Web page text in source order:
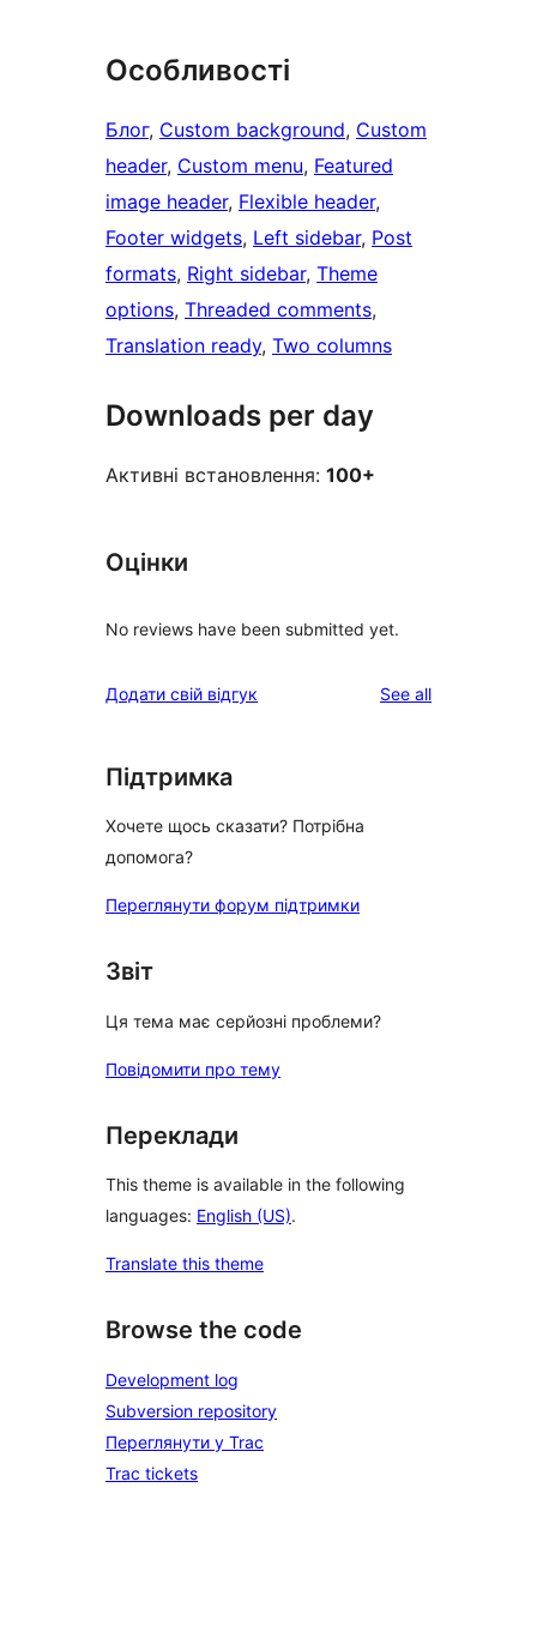
Особливості
Блог, Custom background, Custom
header, Custom menu, Featured
image header, Flexible header
Footer widgets, Left sidebar, Post
formats, Right sidebar, Theme
options, Threaded comments
Translation ready, Two columns
Downloads per day
Активні встановлення: 100+
Оцінки
No reviews have been submitted yet.
Додати свій відгук See allreviews
Підтримка
Хочете щось сказати? Потрібна
допомога?
Переглянути форум підтримки
Звіт
Ця тема має серйозні проблеми?
Повідомити про тему
Переклади
This theme is available in the following
languages: English (US).
Translate this theme
Browse the code
Development log
Subversion repository
Переглянути у Trac
Trac tickets